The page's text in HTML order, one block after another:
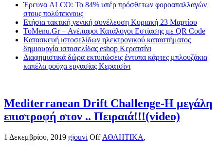
Έρευνα ALCO: Το 84% υπέρ πρόσθετων φοροαπαλλαγών
στους πολύτεκνους
Ετήσια τακτική γενική συνέλευση Κυριακή 23 Μαρτίου
ToMenu.Gr – Ανέπαφοι Κατάλογοι Εστίασης με QR Code
Κατασκευή ιστοσελίδων ηλεκτρονικού καταστήματος
δημιουργία ιστοσελίδας eshop Κερατσίνι
Διαφημιστικά δώρα εκτυπώσεις έντυπα κάρτες μπλουζάκια
καπέλα ρούχα εργασίας Κερατσίνι
Mediterranean Drift Challenge-Η μεγάλη
επιστροφή στον .. Πειραιά!!!(video)
1 Δεκεμβρίου, 2019 gjouvi Off ΑΘΛΗΤΙΚΑ,